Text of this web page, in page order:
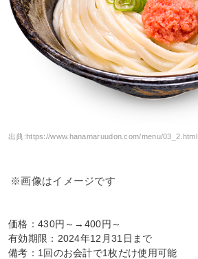
出典:https://www.hanamaruudon.com/menu/03_2.html
※画像はイメージです
価格：430円～→400円～
有効期限：2024年12月31日まで
備考：1回のお会計で1枚だけ使用可能